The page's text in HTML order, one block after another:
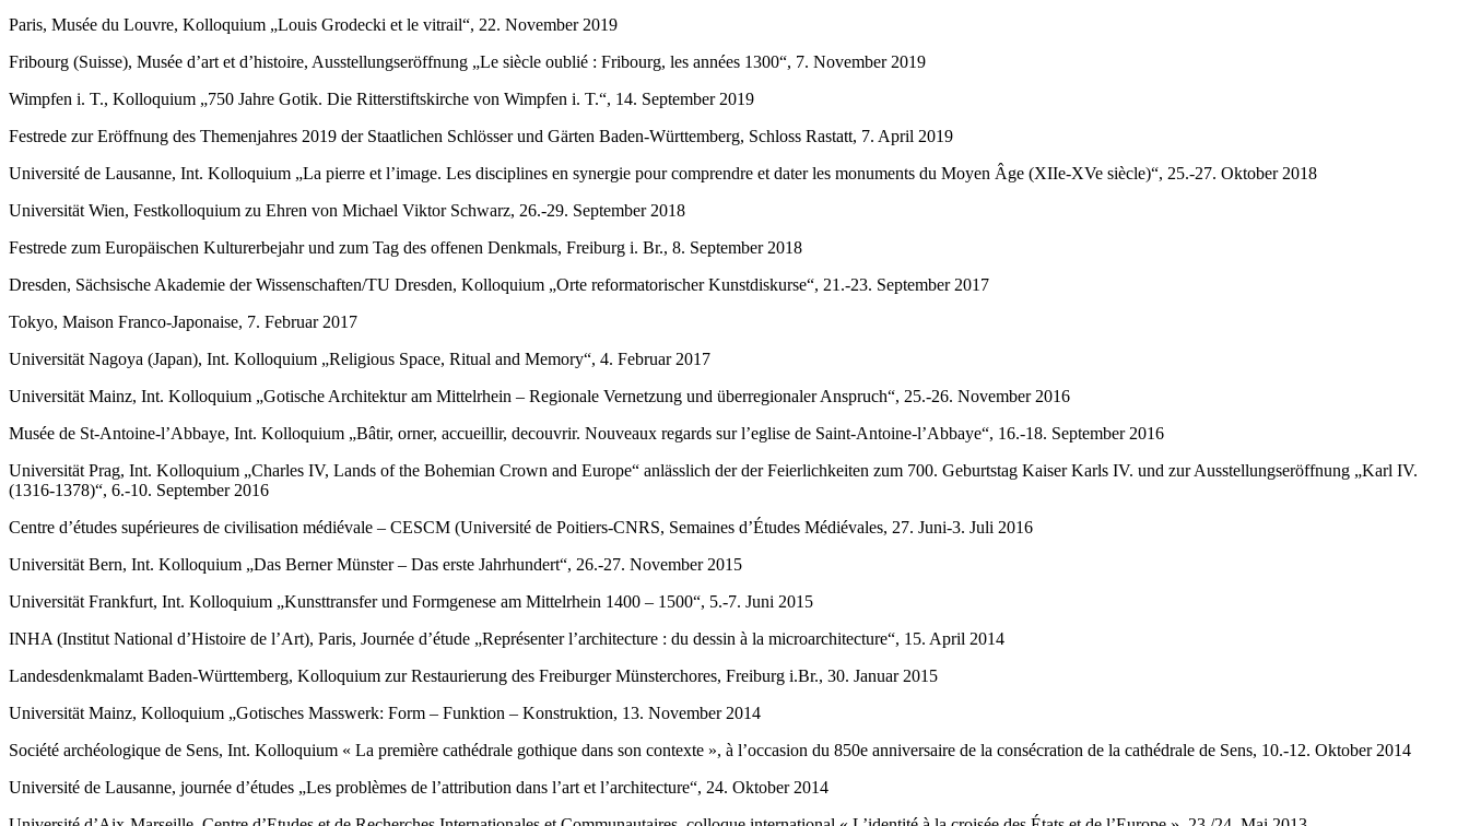
Paris, Musée du Louvre, Kolloquium „Louis Grodecki et le vitrail“, 22. November 2019
Fribourg (Suisse), Musée d’art et d’histoire, Ausstellungseröffnung „Le siècle oublié : Fribourg, les années 1300“, 7. November 2019
Wimpfen i. T., Kolloquium „750 Jahre Gotik. Die Ritterstiftskirche von Wimpfen i. T.“, 14. September 2019
Festrede zur Eröffnung des Themenjahres 2019 der Staatlichen Schlösser und Gärten Baden-Württemberg, Schloss Rastatt, 7. April 2019
Université de Lausanne, Int. Kolloquium „La pierre et l’image. Les disciplines en synergie pour comprendre et dater les monuments du Moyen Âge (XIIe-XVe siècle)“, 25.-27. Oktober 2018
Universität Wien, Festkolloquium zu Ehren von Michael Viktor Schwarz, 26.-29. September 2018
Festrede zum Europäischen Kulturerbejahr und zum Tag des offenen Denkmals, Freiburg i. Br., 8. September 2018
Dresden, Sächsische Akademie der Wissenschaften/TU Dresden, Kolloquium „Orte reformatorischer Kunstdiskurse“, 21.-23. September 2017
Tokyo, Maison Franco-Japonaise, 7. Februar 2017
Universität Nagoya (Japan), Int. Kolloquium „Religious Space, Ritual and Memory“, 4. Februar 2017
Universität Mainz, Int. Kolloquium „Gotische Architektur am Mittelrhein – Regionale Vernetzung und überregionaler Anspruch“, 25.-26. November 2016
Musée de St-Antoine-l’Abbaye, Int. Kolloquium „Bâtir, orner, accueillir, decouvrir. Nouveaux regards sur l’eglise de Saint-Antoine-l’Abbaye“, 16.-18. September 2016
Universität Prag, Int. Kolloquium „Charles IV, Lands of the Bohemian Crown and Europe“ anlässlich der der Feierlichkeiten zum 700. Geburtstag Kaiser Karls IV. und zur Ausstellungseröffnung „Karl IV.
(1316-1378)“, 6.-10. September 2016
Centre d’études supérieures de civilisation médiévale – CESCM (Université de Poitiers-CNRS, Semaines d’Études Médiévales, 27. Juni-3. Juli 2016
Universität Bern, Int. Kolloquium „Das Berner Münster – Das erste Jahrhundert“, 26.-27. November 2015
Universität Frankfurt, Int. Kolloquium „Kunsttransfer und Formgenese am Mittelrhein 1400 – 1500“, 5.-7. Juni 2015
INHA (Institut National d’Histoire de l’Art), Paris, Journée d’étude „Représenter l’architecture : du dessin à la microarchitecture“, 15. April 2014
Landesdenkmalamt Baden-Württemberg, Kolloquium zur Restaurierung des Freiburger Münsterchores, Freiburg i.Br., 30. Januar 2015
Universität Mainz, Kolloquium „Gotisches Masswerk: Form – Funktion – Konstruktion, 13. November 2014
Société archéologique de Sens, Int. Kolloquium « La première cathédrale gothique dans son contexte », à l’occasion du 850e anniversaire de la consécration de la cathédrale de Sens, 10.-12. Oktober 2014
Université de Lausanne, journée d’études „Les problèmes de l’attribution dans l’art et l’architecture“, 24. Oktober 2014